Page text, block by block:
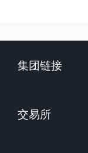
集团链接
交易所